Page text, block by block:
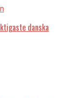
danska